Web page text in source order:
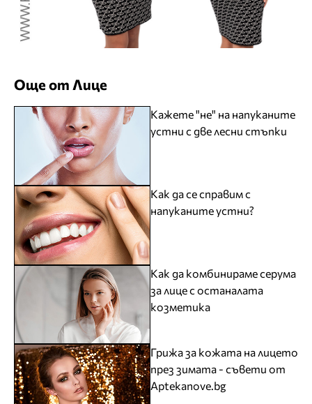
Още от Лице
Кажете "не" на напуканите
устни с две лесни стъпки
Как да се справим с
напуканите устни?
Как да комбинираме серума
за лице с останалата
козметика
Грижа за кожата на лицето
през зимата - съвети от
Aptekanove.bg